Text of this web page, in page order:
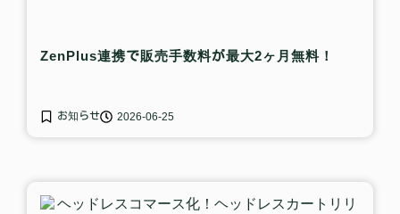
ZenPlus連携で販売手数料が最大2ヶ月無料！
お知らせ 2026-06-25